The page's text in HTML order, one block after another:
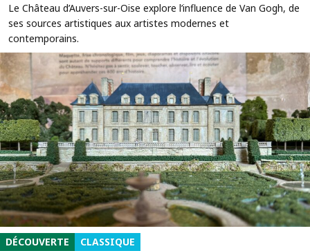
Le Château d’Auvers-sur-Oise explore l’influence de Van Gogh, de
ses sources artistiques aux artistes modernes et
contemporains.
DÉCOUVERTE CLASSIQUE